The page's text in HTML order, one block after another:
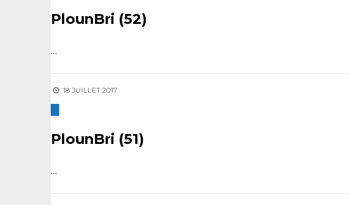
PlounBri (52)
...
18 JUILLET 2017
PlounBri (51)
...